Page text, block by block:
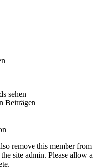
sehen
Beiträgen
remove this member from
site admin. Please allow a